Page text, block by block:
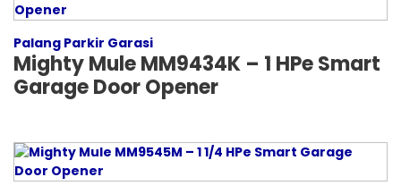
Palang Parkir Garasi
Mighty Mule MM9434K – 1 HPe Smart
Garage Door Opener